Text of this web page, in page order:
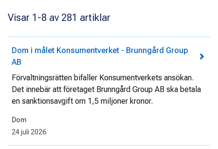
Visar 1-8 av 281 artiklar
Dom i målet Konsumentverket - Brunngård Group
AB
Förvaltningsrätten bifaller Konsumentverkets ansökan.
Det innebär att företaget Brunngård Group AB ska betala
en sanktionsavgift om 1,5 miljoner kronor.
Dom
24 juli 2026